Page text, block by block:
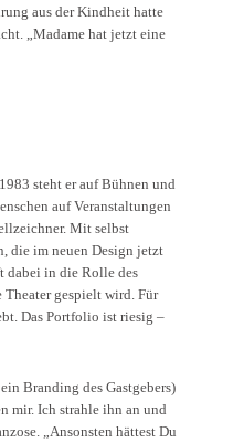
aus der Kindheit hatte
„Madame hat jetzt eine
steht er auf Bühnen und
auf Veranstaltungen
Mit selbst
die im neuen Design jetzt
dabei in die Rolle des
Theater gespielt wird. Für
Das Portfolio ist riesig –
Branding des Gastgebers)
mir. Ich strahle ihn an und
„Ansonsten hättest Du